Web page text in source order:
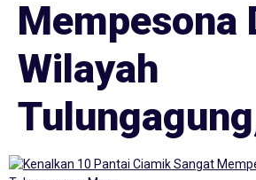
Mempesona
Wilayah